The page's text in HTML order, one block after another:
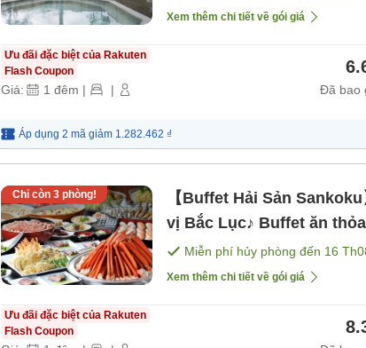
sáng]
Xem thêm chi tiết về gói giá
Ưu đãi đặc biệt của Rakuten
Flash Coupon
Giá: 1 đêm | | Đã bao
Áp dụng 2 mã giảm 1.282.462 ₫
Chỉ còn 3phòng!
【Buffet Hải Sản
vị Bắc Lục♪ Buffet ăn
không giới hạn trong 90
Miễn phí hủy phòng đến 16
Xem thêm chi tiết về gói giá
Ưu đãi đặc biệt của Rakuten
Flash Coupon